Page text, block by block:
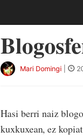
Mari Domingi
Hasi berri naiz
kuxkuxean, ez